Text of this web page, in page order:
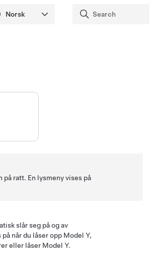
på ratt. En lysmeny vises på
slår seg på og av
når du låser opp Model Y,
eller låser Model Y.